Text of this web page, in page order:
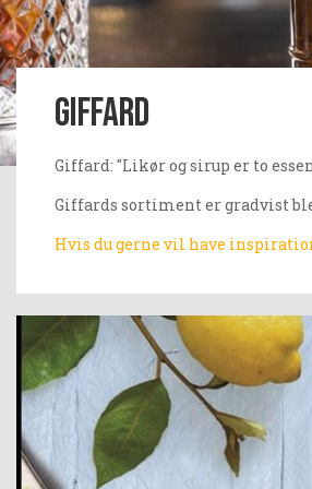
Giffard
Giffard: "Likør og sirup er to
Giffards sortiment er gradvist
Hvis du gerne vil have